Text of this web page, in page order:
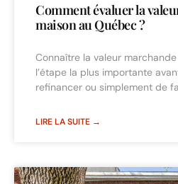
Comment évaluer la
maison au Québec ?
Connaître la valeur
l’étape la plus importante
refinancer ou simplement de
LIRE LA SUITE →